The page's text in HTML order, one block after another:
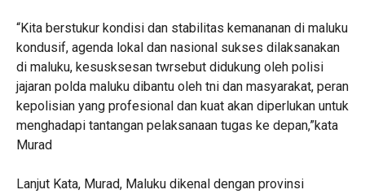
“Kita berstukur kondisi dan stabilitas kemananan di maluku
kondusif, agenda lokal dan nasional sukses dilaksanakan
di maluku, kesusksesan twrsebut didukung oleh polisi
jajaran polda maluku dibantu oleh tni dan masyarakat, peran
kepolisian yang profesional dan kuat akan diperlukan untuk
menghadapi tantangan pelaksanaan tugas ke depan,”kata
Murad
Lanjut Kata, Murad, Maluku dikenal dengan provinsi